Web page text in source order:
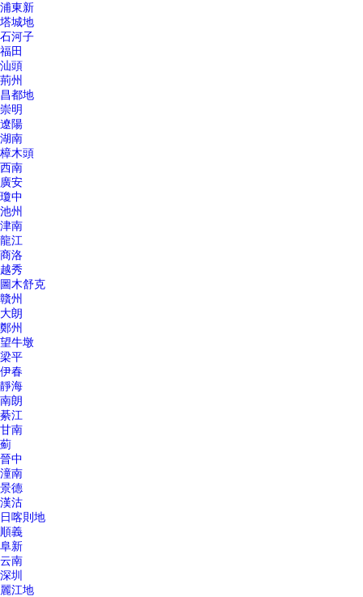
浦東新
塔城地
石河子
福田
汕頭
荊州
昌都地
崇明
遼陽
湖南
樟木頭
西南
廣安
瓊中
池州
津南
龍江
商洛
越秀
圖木舒克
贛州
大朗
鄭州
望牛墩
梁平
伊春
靜海
南朗
綦江
甘南
薊
晉中
潼南
景德
漢沽
日喀則地
順義
阜新
云南
深圳
麗江地